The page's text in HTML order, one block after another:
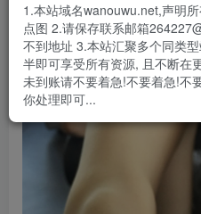
1.本站域名wanouwu.net,声明
点图 2.请保存联系邮箱
不到地址 3.本站汇聚多个同类
半即可享受所有资源, 且不断在
未到账请不要着急!不要着急!不
你处理即可...